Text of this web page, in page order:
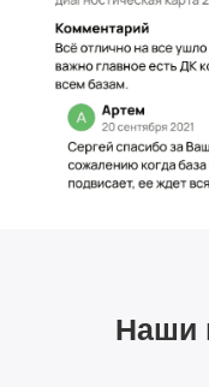
Наши